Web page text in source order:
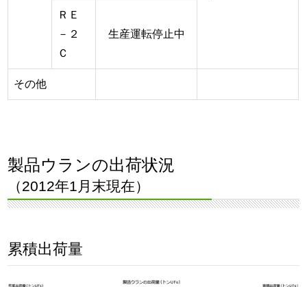
ＲＥ
－２
Ｃ
生産運転停止中
その他
製品ウランの出荷状況
（2012年1月末現在）
累積出荷量